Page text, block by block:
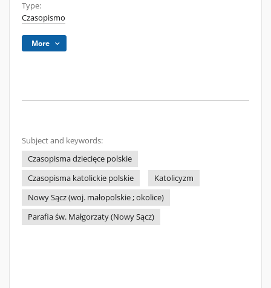
Type:
Czasopismo
More
Subject and keywords:
Czasopisma dziecięce polskie
Czasopisma katolickie polskie
Katolicyzm
Nowy Sącz (woj. małopolskie ; okolice)
Parafia św. Małgorzaty (Nowy Sącz)